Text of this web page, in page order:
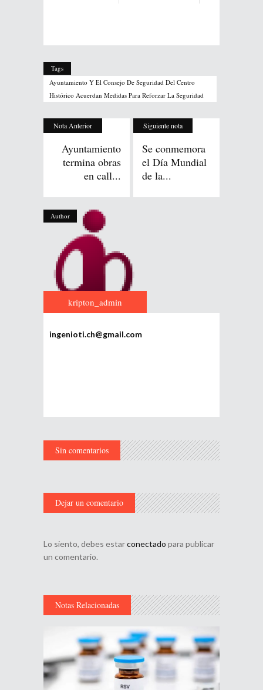
Tags
Ayuntamiento Y El Consejo De Seguridad Del Centro
Histórico Acuerdan Medidas Para Reforzar La Seguridad
Nota Anterior
Ayuntamiento
termina obras
en call...
Siguiente nota
Se conmemora
el Día Mundial
de la...
Author
kripton_admin
ingenioti.ch@gmail.com
Sin comentarios
Dejar un comentario
Lo siento, debes estarconectado para publicar
un comentario.
Notas Relacionadas